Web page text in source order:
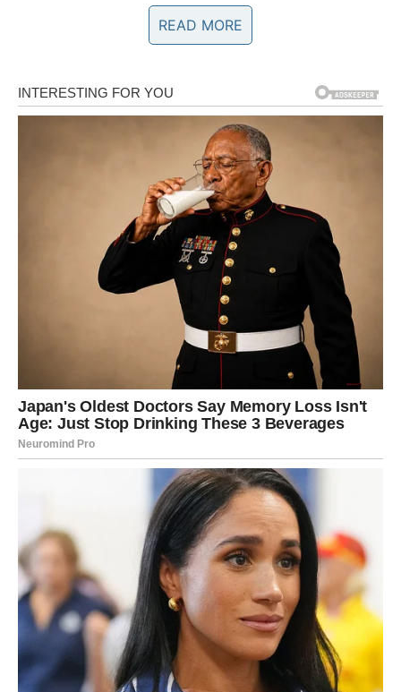
Sve vam napokon postaje jasno
RAK
Rakovi su među znakovima kojima sudbina sada daje
Poslije mnogo tuge i čekanja konačno shvatate zašto su
se određene stvari morale dogoditi baš tako.
Unutrašnji mir konačno dolazi
Pred vama su veoma emotivni i sretni trenuci.
LAV
Lavovima dolazi potvrda da ih uskoro čeka veliki uspjeh.
Sve ono što ste gradili sada počinje donositi rezultate
koje ste dugo priželjkivali.
Vrijeme nagrade tek počinje
Pred vama su veoma snažni trenuci.
DJEVICA
READ MORE